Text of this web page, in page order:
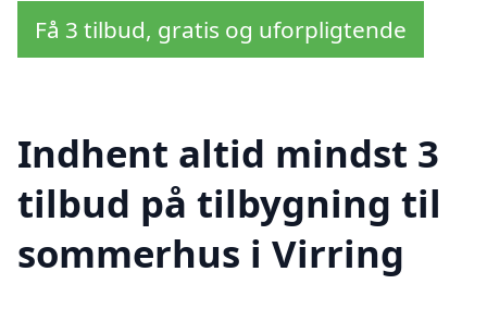
Få 3 tilbud, gratis og uforpligtende
Indhent altid mindst 3
tilbud på tilbygning til
sommerhus i Virring